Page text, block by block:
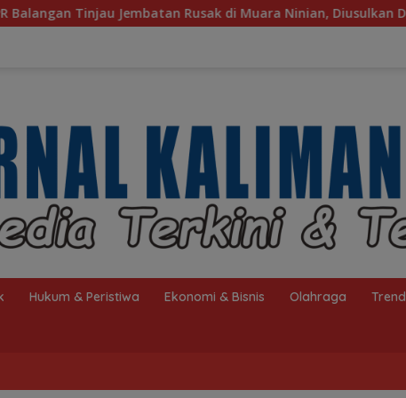
Rusak di Muara Ninian, Diusulkan Dibangun pada 2027
Hukum & Peristiwa Ekonomi & Bisnis Olahraga Trend